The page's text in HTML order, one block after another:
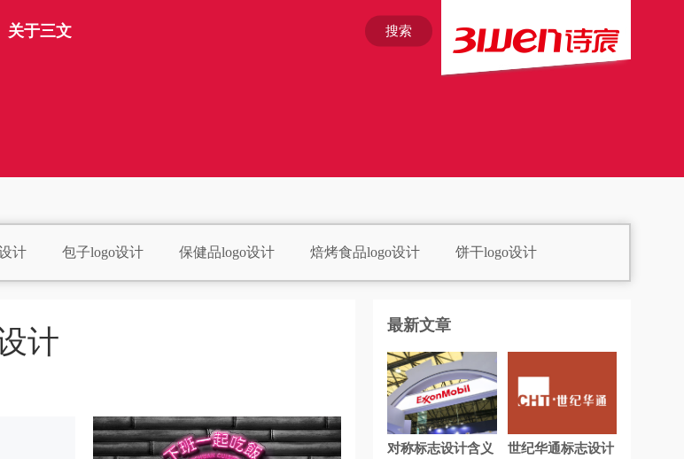
关于三文 搜索
计 包子logo设计 保健品logo设计 焙烤食品logo设计 饼干logo设计
床垫logo设计 厨电logo设计
设计 餐厅logo设计 餐饮logo设计
宠物logo设计
电气logo设计 电器logo设计 电力公司logo设计
计 最新文章
对称标志设计含义
世纪华通标志设计